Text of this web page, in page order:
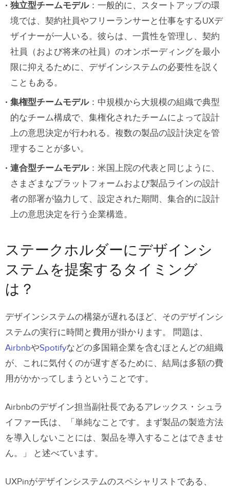
独立型チームモデル：一般的に、スタートアップの環
境では、契約社員やフリーランサーと仕事をするUXデ
ザイナーが一人いる。彼らは、一貫性を管理し、契約
社員（および将来の社員）のオンボーディングを最小
限に抑えるために、デザインシステムの必要性を説く
こともある。
集権型チームモデル：中規模から大規模の組織で典型
的なチーム構成で、集権化されたチームによって設計
上の意思決定が行われる。複数の製品の設計決定を管
理することが多い。
連合型チームモデル：米国上院の代表と同じように、
さまざまなプラットフォームおよび製品ラインの設計
者の部署が協力して、設定された期間、集合的に設計
上の意思決定を行う企業構造。
ステークホルダーにデザインシ
ステムを提案するタイミング
は？
デザインシステムの構築が遅れるほど、そのデザインシ
ステムの実行に時間と費用が掛かります。 問題は、
AirbnbやSpotifyなどの多国籍企業を含むほとんどの組織
が、これに気付くのが遅すぎるために、結局は多額の費
用がかかってしまうということです。
Airbnbのデザイン担当副社長であるアレックス・シュラ
イファー氏は、「単純なことです。まず製品の製造方法
を導入しないことには、製品を導入することはできませ
ん。」 と述べています。
UXPinがデザインシステムのスペシャリストである、